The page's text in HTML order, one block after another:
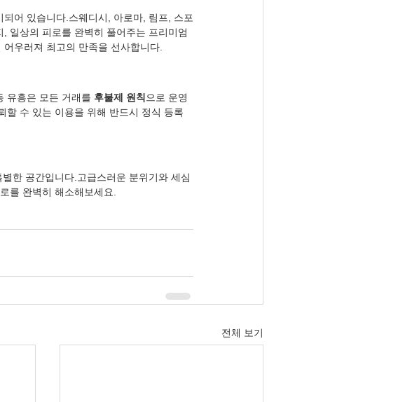
어 있습니다.스웨디시, 아로마, 림프, 스포
일상의 피로를 완벽히 풀어주는 프리미엄
우러져 최고의 만족을 선사합니다.
유흥은 모든 거래를 후불제 원칙으로 운영
할 수 있는 이용을 위해 반드시 정식 등록
한 공간입니다.고급스러운 분위기와 세심
를 완벽히 해소해보세요.
전체 보기